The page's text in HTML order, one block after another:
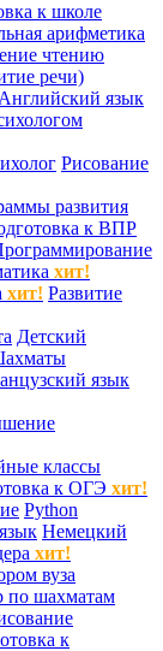
к школе
арифметика
чтению
речи)
Английский язык
Рисование
развития
к ВПР
хит!
хит! Развитие
Детский
язык
классы
к ОГЭ хит!
Python
Немецкий
хит!
вуза
по шахматам
к